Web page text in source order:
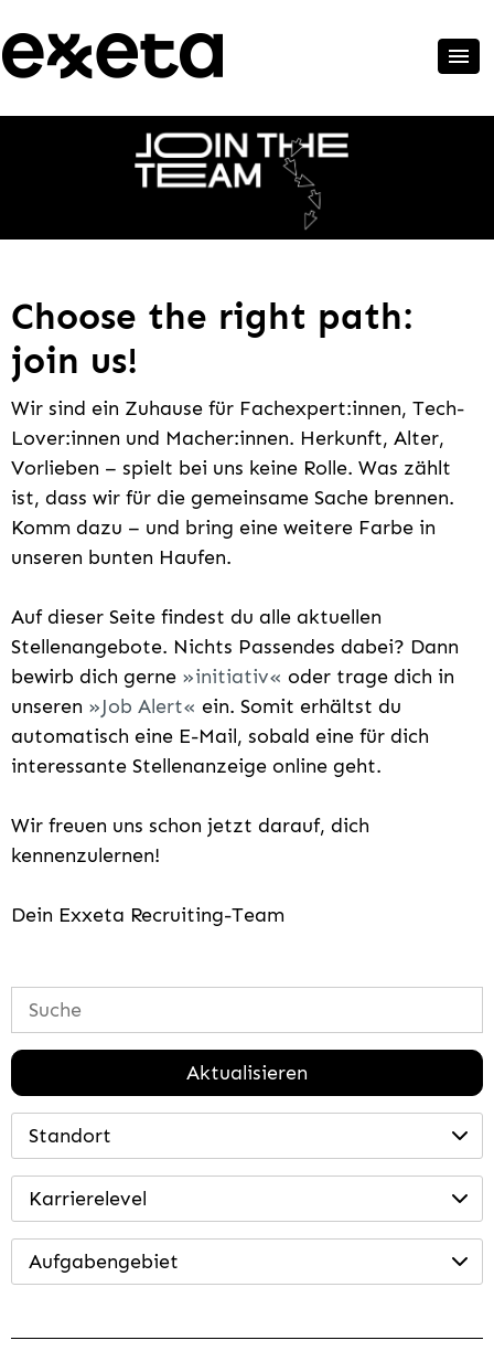
Choose the right path:
join us!
Wir sind ein Zuhause für Fachexpert:innen, Tech-
Lover:innen und Macher:innen. Herkunft, Alter,
Vorlieben – spielt bei uns keine Rolle. Was zählt
ist, dass wir für die gemeinsame Sache brennen.
Komm dazu – und bring eine weitere Farbe in
unseren bunten Haufen.
Auf dieser Seite findest du alle aktuellen
Stellenangebote. Nichts Passendes dabei? Dann
bewirb dich gerne
initiativ
oder trage dich in
unseren
Job Alert
ein. Somit erhältst du
automatisch eine E-Mail, sobald eine für dich
interessante Stellenanzeige online geht.
Wir freuen uns schon jetzt darauf, dich
kennenzulernen!
Dein Exxeta Recruiting-Team
Aktualisieren
Standort
Karrierelevel
Aufgabengebiet